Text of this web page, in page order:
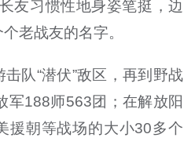
友习惯性地身姿笔挺，边
老战友的名字。
队“潜伏”敌区，再到野战
军188师563团；在解放阳
援朝等战场的大小30多个